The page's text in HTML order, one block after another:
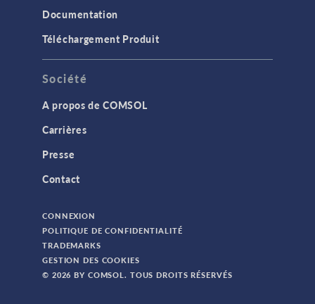
Documentation
Téléchargement Produit
Société
A propos de COMSOL
Carrières
Presse
Contact
CONNEXION
POLITIQUE DE CONFIDENTIALITÉ
TRADEMARKS
GESTION DES COOKIES
© 2026 BY COMSOL. TOUS DROITS RÉSERVÉS